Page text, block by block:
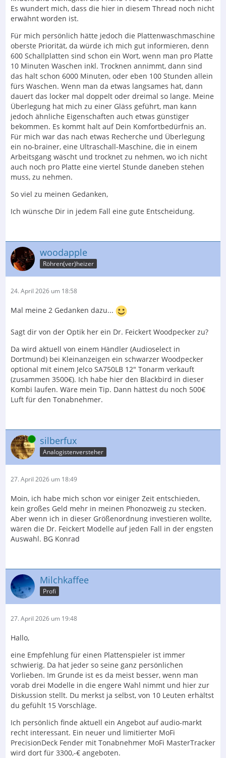
Es wundert mich, dass die hier in diesem Thread noch nicht
erwähnt worden ist.
Für mich persönlich hätte jedoch die Plattenwaschmaschine
oberste Priorität, da würde ich mich gut informieren, denn
600 Schallplatten sind schon ein Wort, wenn man pro Platte
10 Minuten Waschen inkl. Trocknen annimmt, dann sind
das halt schon 6000 Minuten, oder eben 100 Stunden allein
fürs Waschen. Wenn man da etwas langsames hat, dann
dauert das locker mal doppelt oder dreimal so lange. Meine
Überlegung hat mich zu einer Gläss geführt, man kann
jedoch ähnliche Eigenschaften auch etwas günstiger
bekommen. Es kommt halt auf Dein Komfortbedürfnis an.
Für mich war das nach etwas Recherche und Überlegung
ein no-brainer, eine Ultraschall-Maschine, die in einem
Arbeitsgang wäscht und trocknet zu nehmen, wo ich nicht
auch noch pro Platte eine viertel Stunde daneben stehen
muss, zu nehmen.
So viel zu meinen Gedanken,
Ich wünsche Dir in jedem Fall eine gute Entscheidung.
woodapple
Röhren(ver)heizer
24. April 2026 um 18:58
Mal meine 2 Gedanken dazu...
Sagt dir von der Optik her ein Dr. Feickert Woodpecker zu?
Da wird aktuell von einem Händler (Audioselect in
Dortmund) bei Kleinanzeigen ein schwarzer Woodpecker
optional mit einem Jelco SA750LB 12" Tonarm verkauft
(zusammen 3500€). Ich habe hier den Blackbird in dieser
Kombi laufen. Wäre mein Tip. Dann hättest du noch 500€
Luft für den Tonabnehmer.
Online silberfux
Analogistenversteher
27. April 2026 um 18:49
Moin, ich habe mich schon vor einiger Zeit entschieden,
kein großes Geld mehr in meinen Phonozweig zu stecken.
Aber wenn ich in dieser Größenordnung investieren wollte,
wären die Dr. Feickert Modelle auf jeden Fall in der engsten
Auswahl. BG Konrad
Milchkaffee
Profi
27. April 2026 um 19:48
Hallo,
eine Empfehlung für einen Plattenspieler ist immer
schwierig. Da hat jeder so seine ganz persönlichen
Vorlieben. Im Grunde ist es da meist besser, wenn man
vorab drei Modelle in die engere Wahl nimmt und hier zur
Diskussion stellt. Du merkst ja selbst, von 10 Leuten erhältst
du gefühlt 15 Vorschläge.
Ich persönlich finde aktuell ein Angebot auf audio-markt
recht interessant. Ein neuer und limitierter MoFi
PrecisionDeck Fender mit Tonabnehmer MoFi MasterTracker
wird dort für 3300,-€ angeboten.